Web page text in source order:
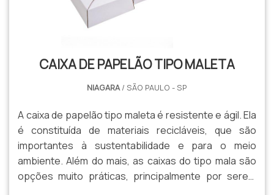
CAIXA DE PAPELÃO TIPO MALETA
NIAGARA/ SÃO PAULO - SP
A caixa de papelão tipo maleta é resistente e ágil. Ela
é constituída de materiais recicláveis, que são
importantes à sustentabilidade e para o meio
ambiente. Além do mais, as caixas do tipo mala são
opções muito práticas, principalmente por serem